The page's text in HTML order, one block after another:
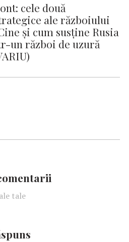
cele două
ale războiului
și cum susține Rusia
un război de uzură
tale